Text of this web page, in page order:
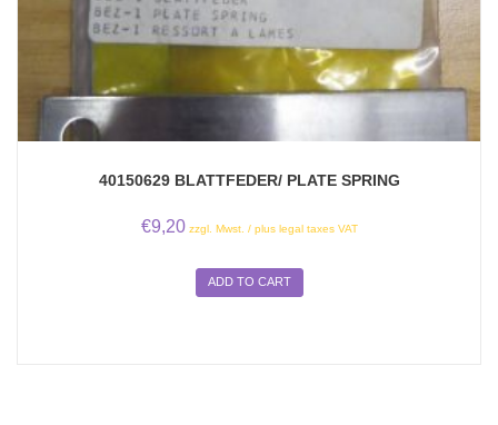
40150629 BLATTFEDER/ PLATE SPRING
€9,20 zzgl. Mwst. / plus legal taxes VAT
ADD TO CART